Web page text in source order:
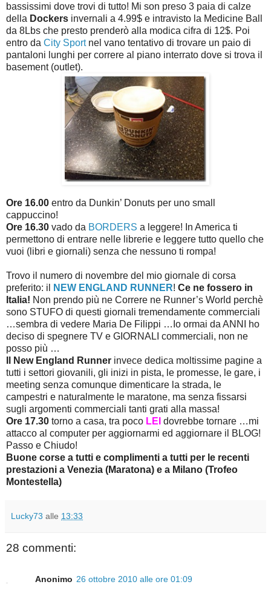
bassissimi dove trovi di tutto! Mi son preso 3 paia di calze
della Dockers invernali a 4.99$ e intravisto la Medicine Ball
da 8Lbs che presto prenderò alla modica cifra di 12$. Poi
entro da City Sportnel vano tentativo di trovare un paio di
pantaloni lunghi per correre al piano interrato dove si trova il
basement (outlet).
Ore 16.00 entro da Dunkin’ Donuts per uno small
cappuccino!
Ore 16.30 vado da BORDERS a leggere! In America ti
permettono di entrare nelle librerie e leggere tutto quello che
vuoi (libri e giornali) senza che nessuno ti rompa!
Trovo il numero di novembre del mio giornale di corsa
preferito: il
NEW ENGLAND RUNNER! Ce ne fossero in
Italia! Non prendo più ne Correre ne Runner’s World perchè
sono STUFO di questi giornali tremendamente commerciali
…sembra di vedere Maria De Filippi …Io ormai da ANNI ho
deciso di spegnere TV e GIORNALI commerciali, non ne
posso più …
Il New England Runner invece dedica moltissime pagine a
tutti i settori giovanili, gli inizi in pista, le promesse, le gare, i
meeting senza comunque dimenticare la strada, le
campestri e naturalmente le maratone, ma senza fissarsi
sugli argomenti commerciali tanti grati alla massa!
Ore 17.30 torno a casa, tra poco LEI dovrebbe tornare …mi
attacco al computer per aggiornarmi ed aggiornare il BLOG!
Passo e Chiudo!
Buone corse a tutti e complimenti a tutti per le recenti
prestazioni a Venezia (Maratona) e a Milano (Trofeo
Montestella)
Lucky73 alle 13:33
28 commenti:
Anonimo 26 ottobre 2010 alle ore 01:09